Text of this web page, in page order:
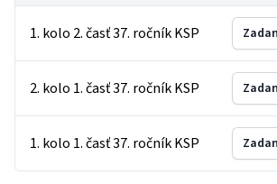
1. kolo 2. časť 37. ročník KSP
2. kolo 1. časť 37. ročník KSP
1. kolo 1. časť 37. ročník KSP